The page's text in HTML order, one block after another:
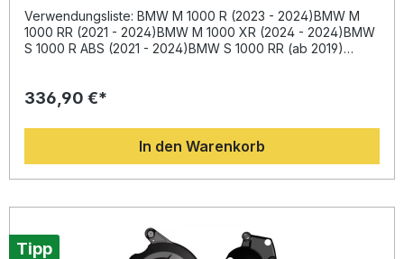
Verwendungsliste: BMW M 1000 R (2023 - 2024)BMW M
1000 RR (2021 - 2024)BMW M 1000 XR (2024 - 2024)BMW
S 1000 R ABS (2021 - 2024)BMW S 1000 RR (ab 2019)
robusten, hochschlagfesten Verbundmaterial mit 60%
maximale Stabilität und Langlebigkeit. Durch die
verschraubte Montage ist eine schnelle Installation sowie
ein einfacher Austausch möglich – ganz ohne Kleben.
Diese Protektoren helfen, die empfindlichen
optimal zu schützen und teure Reparaturen zu
vermeiden.Dank der engen Zusammenarbeit mit
internationalen Rennteams erfüllen die Produkte höchste
336,90 €*
In den Warenkorb
Tipp